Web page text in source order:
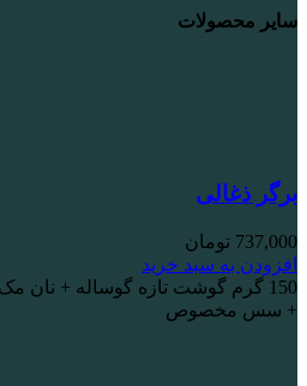
سایر محصولات
برگر ذغالی
737,000 تومان
افزودن به سبد خرید
150 گرم گوشت تازه گوساله + نان
+ سس مخصوص